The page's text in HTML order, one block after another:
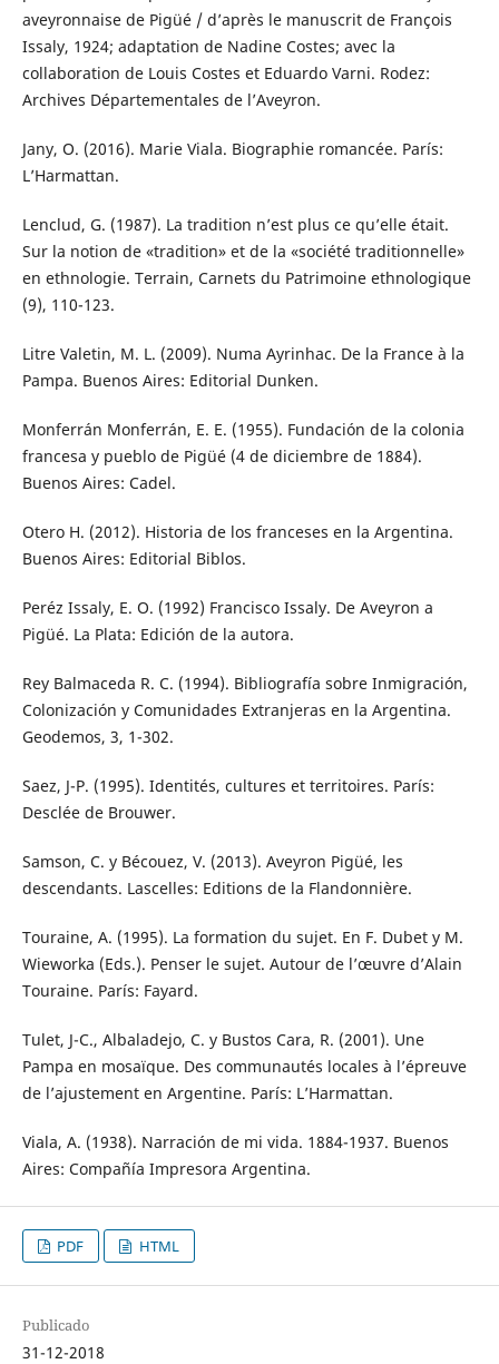
aveyronnaise de Pigüé / d’après le manuscrit de François
Issaly, 1924; adaptation de Nadine Costes; avec la
collaboration de Louis Costes et Eduardo Varni. Rodez:
Archives Départementales de l’Aveyron.
Jany, O. (2016). Marie Viala. Biographie romancée. París:
L’Harmattan.
Lenclud, G. (1987). La tradition n’est plus ce qu’elle était.
Sur la notion de «tradition» et de la «société traditionnelle»
en ethnologie. Terrain, Carnets du Patrimoine ethnologique
(9), 110-123.
Litre Valetin, M. L. (2009). Numa Ayrinhac. De la France à la
Pampa. Buenos Aires: Editorial Dunken.
Monferrán Monferrán, E. E. (1955). Fundación de la colonia
francesa y pueblo de Pigüé (4 de diciembre de 1884).
Buenos Aires: Cadel.
Otero H. (2012). Historia de los franceses en la Argentina.
Buenos Aires: Editorial Biblos.
Peréz Issaly, E. O. (1992) Francisco Issaly. De Aveyron a
Pigüé. La Plata: Edición de la autora.
Rey Balmaceda R. C. (1994). Bibliografía sobre Inmigración,
Colonización y Comunidades Extranjeras en la Argentina.
Geodemos, 3, 1-302.
Saez, J-P. (1995). Identités, cultures et territoires. París:
Desclée de Brouwer.
Samson, C. y Bécouez, V. (2013). Aveyron Pigüé, les
descendants. Lascelles: Editions de la Flandonnière.
Touraine, A. (1995). La formation du sujet. En F. Dubet y M.
Wieworka (Eds.). Penser le sujet. Autour de l’œuvre d’Alain
Touraine. París: Fayard.
Tulet, J-C., Albaladejo, C. y Bustos Cara, R. (2001). Une
Pampa en mosaïque. Des communautés locales à l’épreuve
de l’ajustement en Argentine. París: L’Harmattan.
Viala, A. (1938). Narración de mi vida. 1884-1937. Buenos
Aires: Compañía Impresora Argentina.
PDF HTML
Publicado
31-12-2018